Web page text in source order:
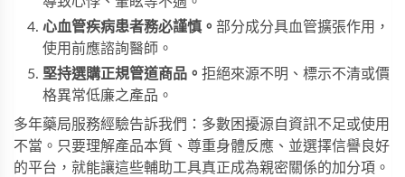
心血管疾病患者務必謹慎。 部分成分具血管擴張作用，
使用前應諮詢醫師。
堅持選購正規管道商品。 拒絕來源不明、標示不清或價
格異常低廉之產品。
多年藥局服務經驗告訴我們：多數困擾源自資訊不足或使用
不當。只要理解產品本質、尊重身體反應、並選擇信譽良好
的平台，就能讓這些輔助工具真正成為親密關係的加分項。